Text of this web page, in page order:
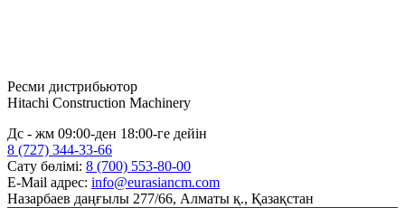
Ресми дистрибьютор
Hitachi Construction Machinery
Дс - жм 09:00-ден 18:00-ге дейін
8 (727) 344-33-66
Сату бөлімі: 8 (700) 553-80-00
E-Mail адрес: info@eurasiancm.com
Назарбаев даңғылы 277/66, Алматы қ., Қазақстан